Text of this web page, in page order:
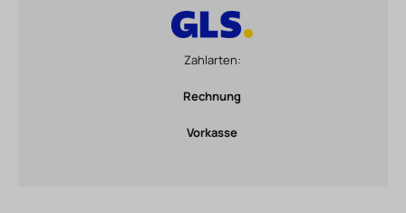
Zahlarten:
Rechnung
Vorkasse